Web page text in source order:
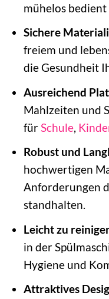
mühelos bedient
Sichere
freiem und
die Gesundheit
Ausreichend
Mahlzeiten und
für Schule,
Robust und
hochwertigen
Anforderungen
standhalten.
Leicht zu
in der
Hygiene und
Attraktives